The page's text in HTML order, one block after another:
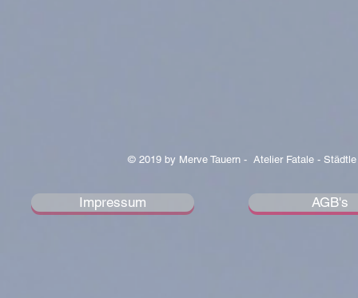
© 2019 by Merve Tauern - Atelier Fatale -
Impressum AGB's